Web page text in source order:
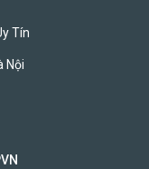
Tín
Nội